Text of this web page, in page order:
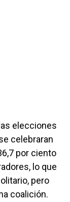
elecciones
celebraran
por ciento
lo que
pero
coalición.